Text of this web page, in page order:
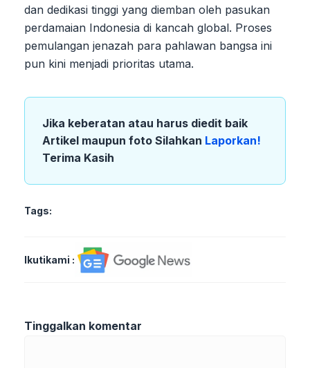
dan dedikasi tinggi yang diemban oleh pasukan
perdamaian Indonesia di kancah global. Proses
pemulangan jenazah para pahlawan bangsa ini
pun kini menjadi prioritas utama.
Jika keberatan atau harus diedit baik
Artikel maupun foto Silahkan Laporkan!
Terima Kasih
Tags:
Ikutikami :
Tinggalkan komentar